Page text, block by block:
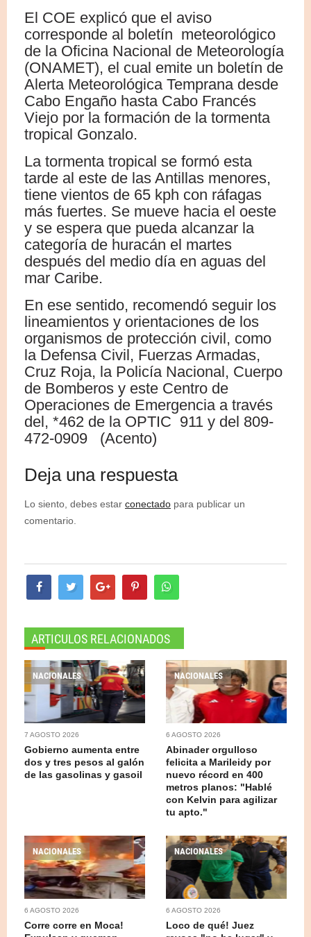
El COE explicó que el aviso
corresponde al boletín meteorológico
de la Oficina Nacional de Meteorología
(ONAMET), el cual emite un boletín de
Alerta Meteorológica Temprana desde
Cabo Engaño hasta Cabo Francés
Viejo por la formación de la tormenta
tropical Gonzalo.
La tormenta tropical se formó esta
tarde al este de las Antillas menores,
tiene vientos de 65 kph con ráfagas
más fuertes. Se mueve hacia el oeste
y se espera que pueda alcanzar la
categoría de huracán el martes
después del medio día en aguas del
mar Caribe.
En ese sentido, recomendó seguir los
lineamientos y orientaciones de los
organismos de protección civil, como
la Defensa Civil, Fuerzas Armadas,
Cruz Roja, la Policía Nacional, Cuerpo
de Bomberos y este Centro de
Operaciones de Emergencia a través
del, *462 de la OPTIC 911 y del 809-
472-0909 (Acento)
Deja una respuesta
Lo siento, debes estar conectado para publicar un
comentario.
ARTICULOS RELACIONADOS
NACIONALES
7 AGOSTO 2026
Gobierno aumenta entre
dos y tres pesos al galón
de las gasolinas y gasoil
NACIONALES
6 AGOSTO 2026
Abinader orgulloso
felicita a Marileidy por
nuevo récord en 400
metros planos: "Hablé
con Kelvin para agilizar
tu apto."
NACIONALES
6 AGOSTO 2026
Corre corre en Moca!
NACIONALES
6 AGOSTO 2026
Loco de qué! Juez